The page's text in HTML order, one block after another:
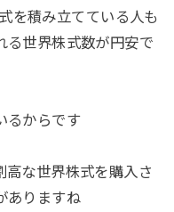
を積み立てている人も
る世界株式数が円安で
るからです
高な世界株式を購入さ
ありますね